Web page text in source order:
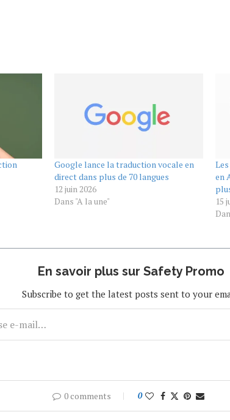
Google lance la traduction vocale en
direct dans plus de 70 langues
12 juin 2026
Dans "A la une"
en
15
En savoir plus sur Safety Promo
Subscribe to get the latest posts sent to your
0 comments 0